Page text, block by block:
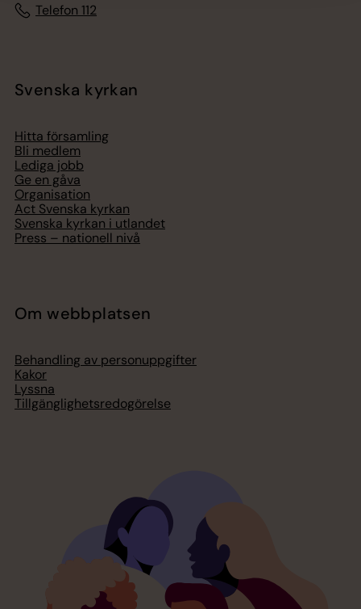
Telefon 112
Svenska kyrkan
Hitta församling
Bli medlem
Lediga jobb
Ge en gåva
Organisation
Act Svenska kyrkan
Svenska kyrkan i utlandet
Press – nationell nivå
Om webbplatsen
Behandling av personuppgifter
Kakor
Lyssna
Tillgänglighetsredogörelse